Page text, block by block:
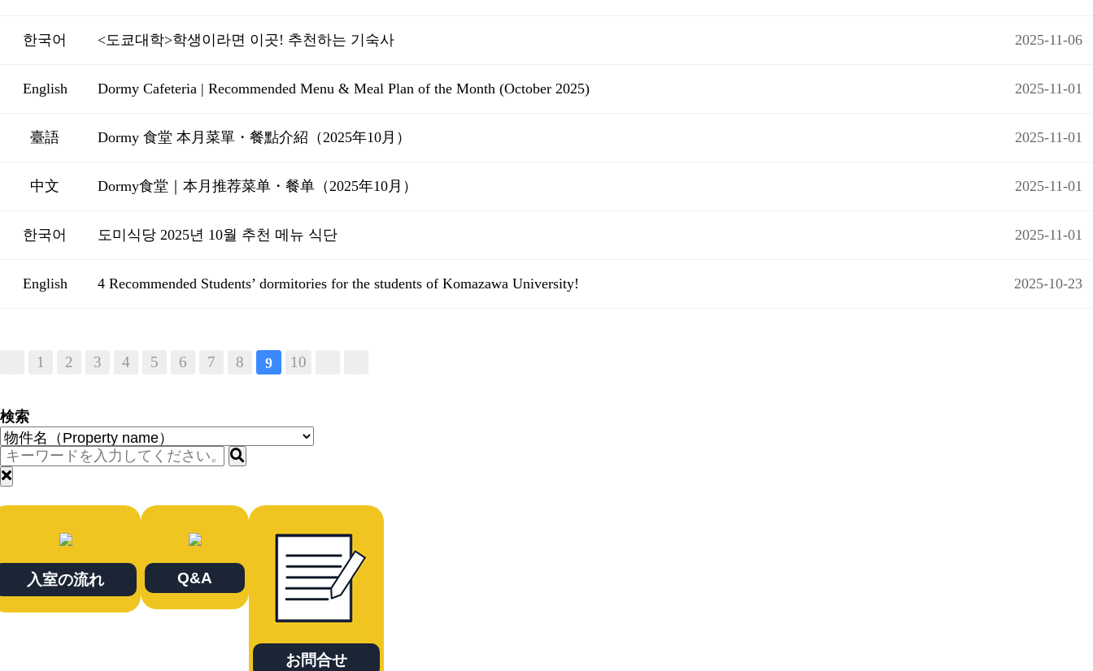
한국어 <도쿄대학>학생이라면 이곳! 추천하는 기숙사 2025-11-06
English Dormy Cafeteria | Recommended Menu & Meal Plan of the Month (October 2025) 2025-11-01
臺語 Dormy 食堂 本月菜單・餐點介紹（2025年10月） 2025-11-01
中文 Dormy食堂｜本月推荐菜单・餐单（2025年10月） 2025-11-01
한국어 도미식당 2025년 10월 추천 메뉴 식단 2025-11-01
English 4 Recommended Students’ dormitories for the students of Komazawa University! 2025-10-23
1 2 3 4 5 6 7 8 9 10
検索
入室の流れ Q&A
お問合せ